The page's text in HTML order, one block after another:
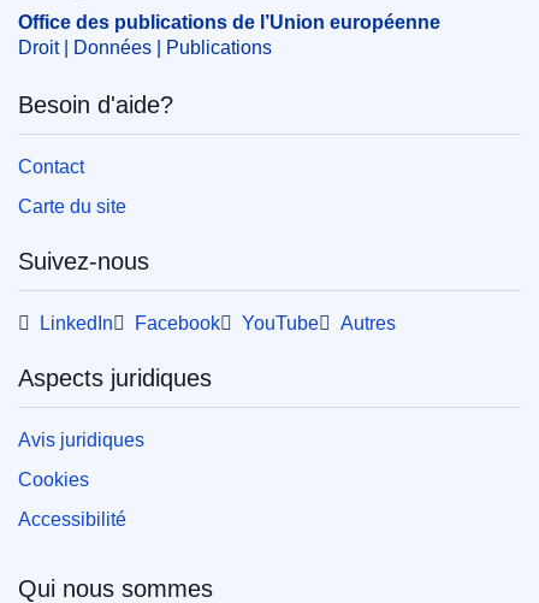
Office des publications de l’Union européenne
Droit | Données | Publications
Besoin d'aide?
Contact
Carte du site
Suivez-nous
LinkedIn Facebook YouTube Autres
Aspects juridiques
Avis juridiques
Cookies
Accessibilité
Qui nous sommes